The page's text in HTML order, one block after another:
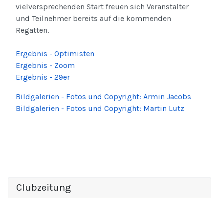
vielversprechenden Start freuen sich Veranstalter
und Teilnehmer bereits auf die kommenden
Regatten.
Ergebnis - Optimisten
Ergebnis - Zoom
Ergebnis - 29er
Bildgalerien - Fotos und Copyright: Armin Jacobs
Bildgalerien - Fotos und Copyright: Martin Lutz
Clubzeitung